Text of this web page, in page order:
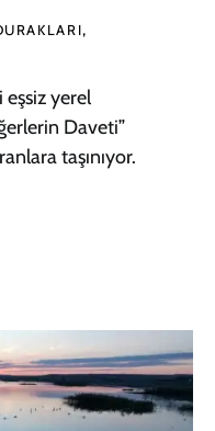
eşsiz yerel
Daveti”
taşınıyor.